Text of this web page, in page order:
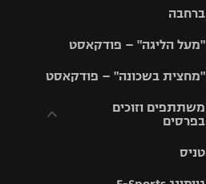
ברחבה
"מעל הליגה" – פודקאסט
"מחצית בשכונה" – פודקאסט
משתתפים וזוכים
בפרסים
וזוכים בפרסים
טניס